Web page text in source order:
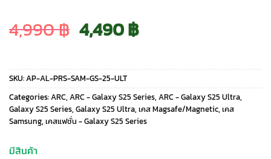
4,990฿ Original
price
was:
4,990 ฿.
4,490฿Current
price
is:
4,490 ฿.
SKU:AP-AL-PRS-SAM-GS-25-ULT
Categories:ARC, ARC - Galaxy S25 Series, ARC - Galaxy S25 Ultra,
Galaxy S25 Series, Galaxy S25 Ultra, เคส Magsafe/Magnetic, เคส
Samsung, เคสแฟชั่น - Galaxy S25 Series
มีสินค้า